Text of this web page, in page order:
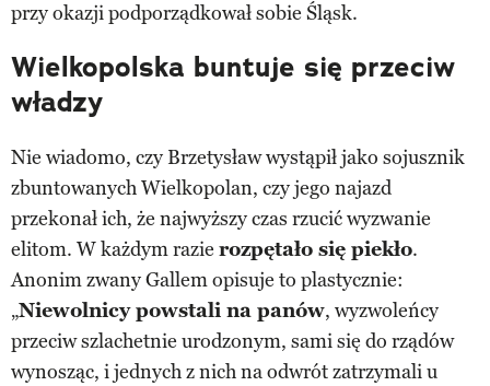
przy okazji podporządkował sobie Śląsk.
Wielkopolska buntuje się przeciw
władzy
Nie wiadomo, czy Brzetysław wystąpił jako sojusznik
zbuntowanych Wielkopolan, czy jego najazd
przekonał ich, że najwyższy czas rzucić wyzwanie
elitom. W każdym razie rozpętało się piekło.
Anonim zwany Gallem opisuje to plastycznie:
„Niewolnicy powstali na panów, wyzwoleńcy
przeciw szlachetnie urodzonym, sami się do rządów
wynosząc, i jednych z nich na odwrót zatrzymali u